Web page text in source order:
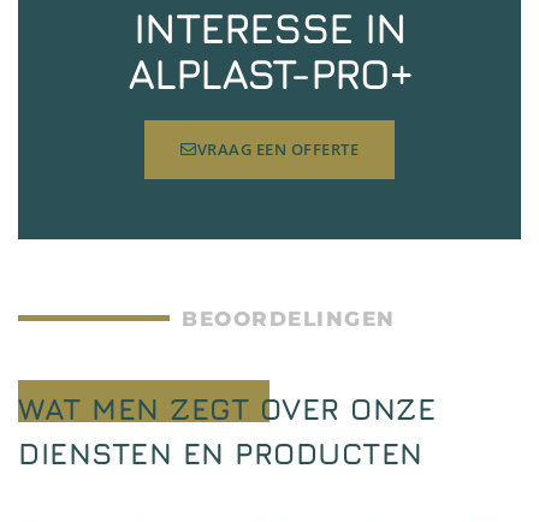
INTERESSE IN
ALPLAST-PRO+
VRAAG EEN OFFERTE
BEOORDELINGEN
WAT MEN ZEGT OVER ONZE
DIENSTEN EN PRODUCTEN